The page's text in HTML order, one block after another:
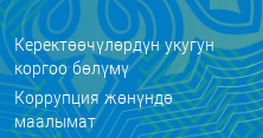
Керектөөчүлөрдүн укугун
коргоо бөлүмү
Коррупция жөнүндө
маалымат